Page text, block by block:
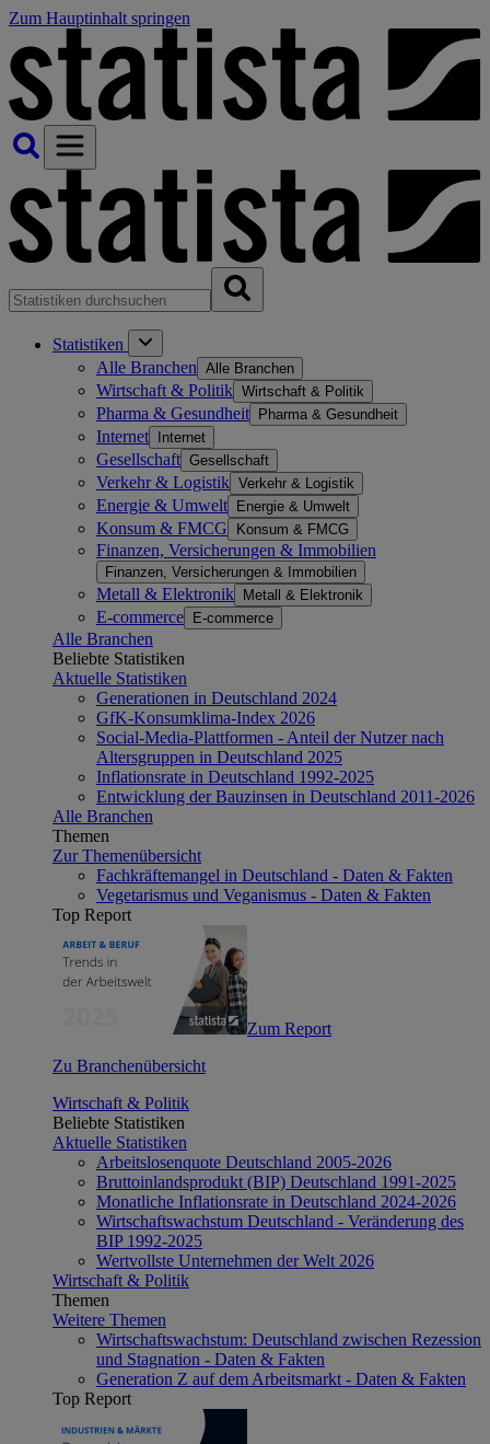
Zum Hauptinhalt springen
Statistiken
Alle Branchen Alle Branchen
Wirtschaft & Politik Wirtschaft & Politik
Pharma & Gesundheit Pharma & Gesundheit
Internet Internet
Gesellschaft Gesellschaft
Verkehr & Logistik Verkehr & Logistik
Energie & Umwelt Energie & Umwelt
Konsum & FMCG Konsum & FMCG
Finanzen, Versicherungen & Immobilien
Finanzen, Versicherungen & Immobilien
Metall & Elektronik Metall & Elektronik
E-commerce E-commerce
Alle Branchen
Beliebte Statistiken
Aktuelle Statistiken
Generationen in Deutschland 2024
GfK-Konsumklima-Index 2026
Social-Media-Plattformen - Anteil der Nutzer nach
Altersgruppen in Deutschland 2025
Inflationsrate in Deutschland 1992-2025
Entwicklung der Bauzinsen in Deutschland 2011-2026
Alle Branchen
Themen
Zur Themenübersicht
Fachkräftemangel in Deutschland - Daten & Fakten
Vegetarismus und Veganismus - Daten & Fakten
Top Report
Zum Report
Zu Branchenübersicht
Wirtschaft & Politik
Beliebte Statistiken
Aktuelle Statistiken
Arbeitslosenquote Deutschland 2005-2026
Bruttoinlandsprodukt (BIP) Deutschland 1991-2025
Monatliche Inflationsrate in Deutschland 2024-2026
Wirtschaftswachstum Deutschland - Veränderung des
BIP 1992-2025
Wertvollste Unternehmen der Welt 2026
Wirtschaft & Politik
Themen
Weitere Themen
Wirtschaftswachstum: Deutschland zwischen Rezession
und Stagnation - Daten & Fakten
Generation Z auf dem Arbeitsmarkt - Daten & Fakten
Top Report